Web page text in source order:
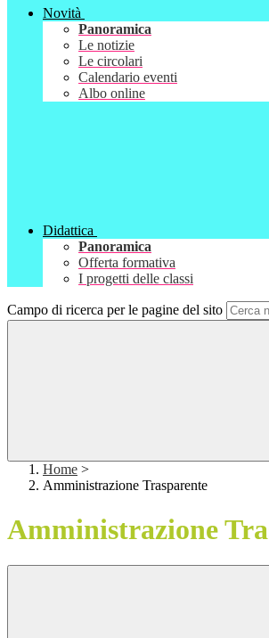
Novità
Panoramica
Le notizie
Le circolari
Calendario eventi
Albo online
Didattica
Panoramica
Offerta formativa
I progetti delle classi
Campo di ricerca per le pagine del sito
Home >
Amministrazione Trasparente
Amministrazione